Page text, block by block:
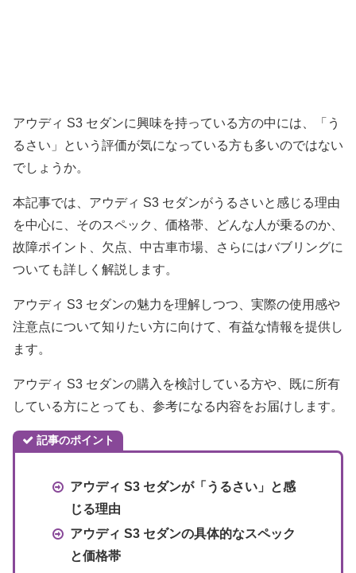
アウディ S3 セダンに興味を持っている方の中には、「う
るさい」という評価が気になっている方も多いのではない
でしょうか。
本記事では、アウディ S3 セダンがうるさいと感じる理由
を中心に、そのスペック、価格帯、どんな人が乗るのか、
故障ポイント、欠点、中古車市場、さらにはバブリングに
ついても詳しく解説します。
アウディ S3 セダンの魅力を理解しつつ、実際の使用感や
注意点について知りたい方に向けて、有益な情報を提供し
ます。
アウディ S3 セダンの購入を検討している方や、既に所有
している方にとっても、参考になる内容をお届けします。
記事のポイント
アウディ S3 セダンが「うるさい」と感
じる理由
アウディ S3 セダンの具体的なスペック
と価格帯